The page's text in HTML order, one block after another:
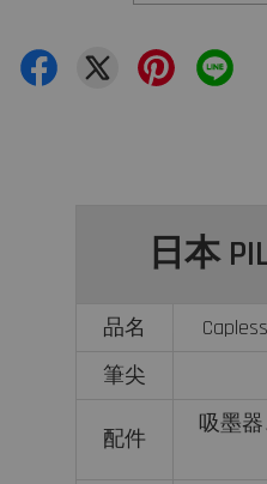
日本
品名
筆尖
配件
吸墨